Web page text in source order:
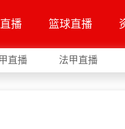
播 篮球直播
直播 法甲直播